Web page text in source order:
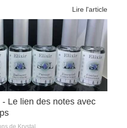
Lire l'article
Le lien des notes avec
de Krystal